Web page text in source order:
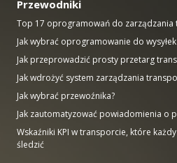
Przewodniki
Top 17 oprogramowań do
Jak wybrać oprogramowanie do
Jak przeprowadzić prosty przetarg
Jak wdrożyć system zarządzania
Jak wybrać przewoźnika?
Jak zautomatyzować powiadomienia o
Wskaźniki KPI w transporcie, które
śledzić